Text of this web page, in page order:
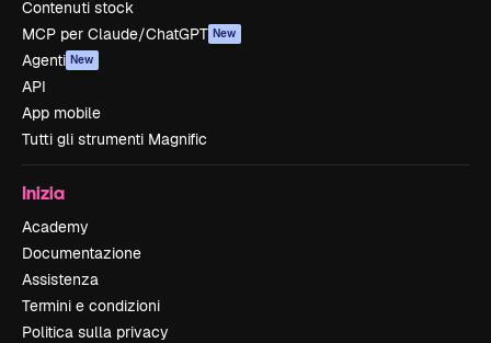
Contenuti stock
MCP per Claude/ChatGPT New
Agenti New
API
App mobile
Tutti gli strumenti Magnific
Inizia
Academy
Documentazione
Assistenza
Termini e condizioni
Politica sulla privacy